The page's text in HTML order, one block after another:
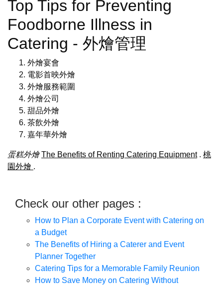
Top Tips for Preventing
Foodborne Illness in
Catering - 外燴管理
外燴宴會
電影首映外燴
外燴服務範圍
外燴公司
甜品外燴
茶飲外燴
嘉年華外燴
蛋糕外燴 The Benefits of Renting Catering Equipment. 桃
園外燴 .
Check our other pages :
How to Plan a Corporate Event with Catering on
a Budget
The Benefits of Hiring a Caterer and Event
Planner Together
Catering Tips for a Memorable Family Reunion
How to Save Money on Catering Without